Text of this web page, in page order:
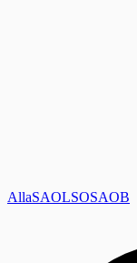
AllaSAOLSOSAOB